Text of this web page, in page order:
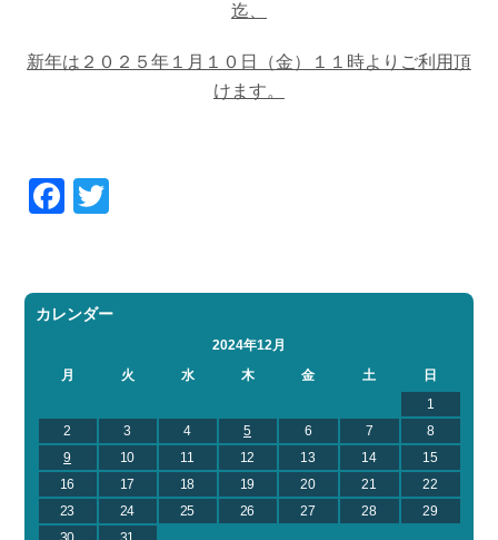
迄、
新年は２０２５年１月１０日（金）１１時よりご利用頂
けます。
Facebook
カレンダー
2024年12月
月
火 水 木 金 土
日
1
2
3 4 5 6 7
8
9
10 11 12 13 14
15
16
17 18 19 20 21
22
23
24 25 26 27 28
29